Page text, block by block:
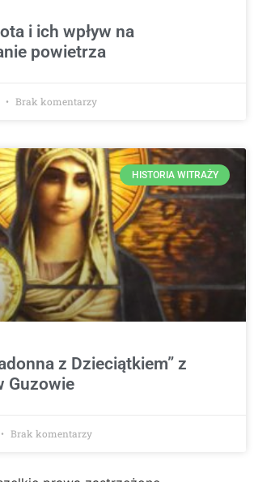
i ich wpływ na
powietrza
Brak komentarzy
HISTORIA WITRAŻY
z Dzieciątkiem” z
Guzowie
Brak komentarzy